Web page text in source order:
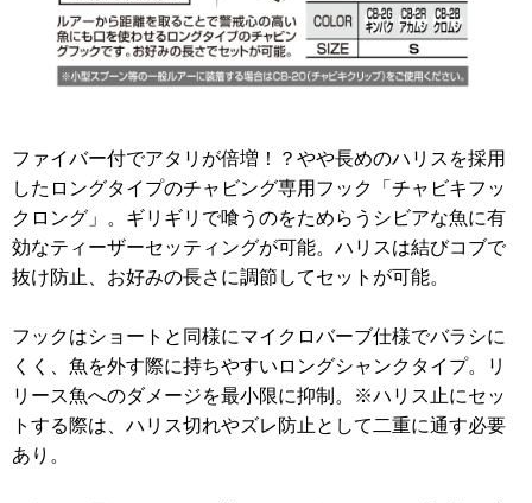
ファイバー付でアタリが倍増！？やや長めのハリスを採用
したロングタイプのチャビング専用フック「チャビキフッ
クロング」。ギリギリで喰うのをためらうシビアな魚に有
効なティーザーセッティングが可能。ハリスは結びコブで
抜け防止、お好みの長さに調節してセットが可能。
フックはショートと同様にマイクロバーブ仕様でバラシに
くく、魚を外す際に持ちやすいロングシャンクタイプ。リ
リース魚へのダメージを最小限に抑制。※ハリス止にセッ
トする際は、ハリス切れやズレ防止として二重に通す必要
あり。